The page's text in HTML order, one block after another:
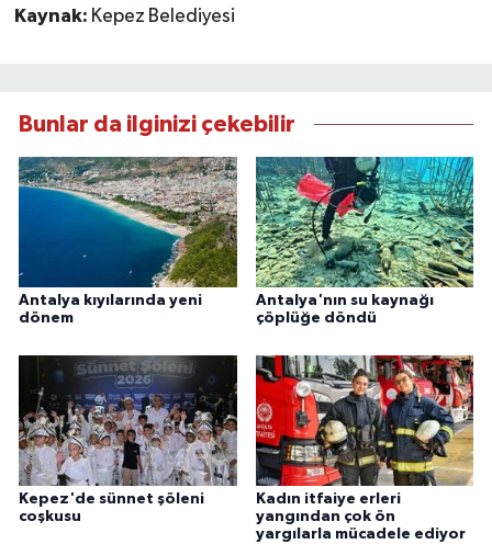
Kaynak: Kepez Belediyesi
Bunlar da ilginizi çekebilir
Antalya kıyılarında yeni
dönem
Antalya'nın su kaynağı
çöplüğe döndü
Kepez'de sünnet şöleni
coşkusu
Kadın itfaiye erleri
yangından çok ön
yargılarla mücadele ediyor